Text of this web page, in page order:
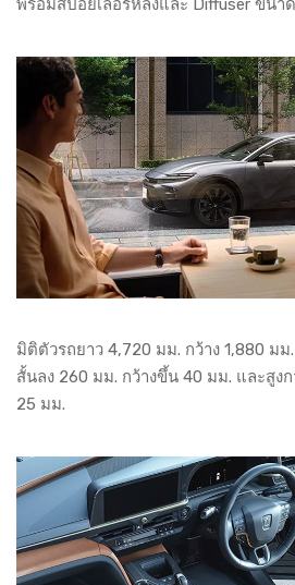
พร้อมสปอยเลอร์หลังและ Diffuser ขน
มิติตัวรถยาว 4,720 มม. กว้าง 1,880 ม
สั้นลง 260 มม. กว้างขึ้น 40 มม. และสูง
25 มม.